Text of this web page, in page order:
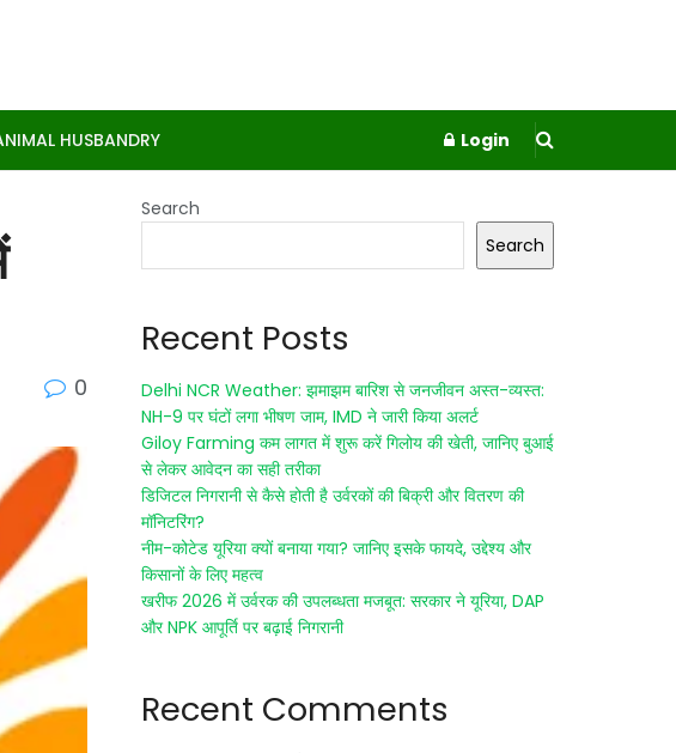
HUSBANDRY Login
0
Search
Search
Recent Posts
Delhi NCR Weather: झमाझम बारिश से जनजीवन अस्त-व्यस्त:
NH-9 पर घंटों लगा भीषण जाम, IMD ने जारी किया अलर्ट
Giloy Farming कम लागत में शुरू करें गिलोय की खेती, जानिए बुआई
से लेकर आवेदन का सही तरीका
डिजिटल निगरानी से कैसे होती है उर्वरकों की बिक्री और वितरण की
मॉनिटरिंग?
नीम-कोटेड यूरिया क्यों बनाया गया? जानिए इसके फायदे, उद्देश्य और
किसानों के लिए महत्व
खरीफ 2026 में उर्वरक की उपलब्धता मजबूत: सरकार ने यूरिया, DAP
और NPK आपूर्ति पर बढ़ाई निगरानी
Recent Comments